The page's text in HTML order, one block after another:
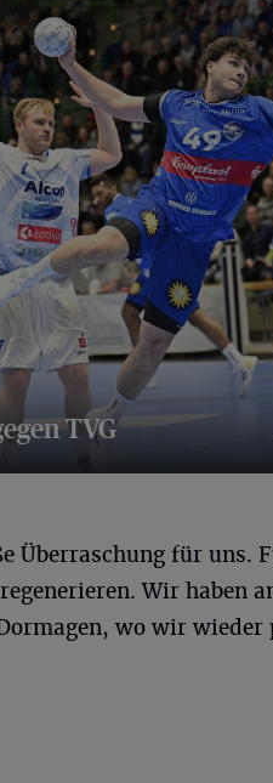
TVG
Überraschung für uns.
Wir haben
wo wir wieder